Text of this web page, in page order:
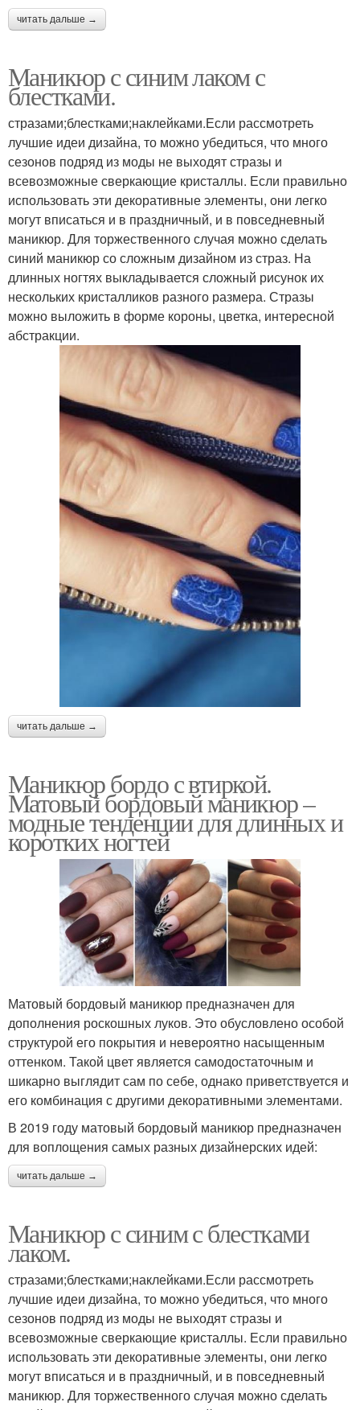
читать дальше →
Маникюр с синим лаком с
блестками.
стразами;блестками;наклейками.Если рассмотреть
лучшие идеи дизайна, то можно убедиться, что много
сезонов подряд из моды не выходят стразы и
всевозможные сверкающие кристаллы. Если правильно
использовать эти декоративные элементы, они легко
могут вписаться и в праздничный, и в повседневный
маникюр. Для торжественного случая можно сделать
синий маникюр со сложным дизайном из страз. На
длинных ногтях выкладывается сложный рисунок их
нескольких кристалликов разного размера. Стразы
можно выложить в форме короны, цветка, интересной
абстракции.
читать дальше →
Маникюр бордо с втиркой.
Матовый бордовый маникюр –
модные тенденции для длинных и
коротких ногтей
Матовый бордовый маникюр предназначен для
дополнения роскошных луков. Это обусловлено особой
структурой его покрытия и невероятно насыщенным
оттенком. Такой цвет является самодостаточным и
шикарно выглядит сам по себе, однако приветствуется и
его комбинация с другими декоративными элементами.
В 2019 году матовый бордовый маникюр предназначен
для воплощения самых разных дизайнерских идей:
читать дальше →
Маникюр с синим с блестками
лаком.
стразами;блестками;наклейками.Если рассмотреть
лучшие идеи дизайна, то можно убедиться, что много
сезонов подряд из моды не выходят стразы и
всевозможные сверкающие кристаллы. Если правильно
использовать эти декоративные элементы, они легко
могут вписаться и в праздничный, и в повседневный
маникюр. Для торжественного случая можно сделать